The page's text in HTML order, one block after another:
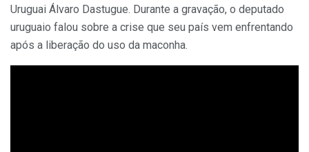
Uruguai Álvaro Dastugue. Durante a gravação, o deputado
uruguaio falou sobre a crise que seu país vem enfrentando
após a liberação do uso da maconha.